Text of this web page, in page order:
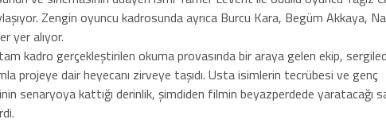
Zengin oyuncu kadrosunda ayrıca Burcu Kara, Begüm Akkaya,
yer alıyor.
kadro gerçekleştirilen okuma provasında bir araya gelen ekip,
projeye dair heyecanı zirveye taşıdı. Usta isimlerin tecrübesi ve genç
senaryoya kattığı derinlik, şimdiden filmin beyazperdede yaratacağı